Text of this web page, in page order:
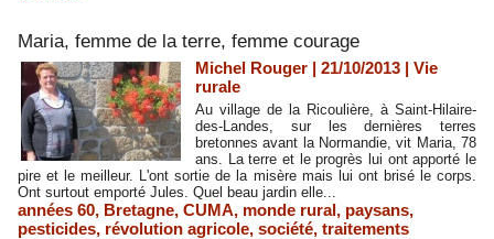
Maria, femme de la terre, femme courage
Michel Rouger | 21/10/2013 | Vie
rurale
Au village de la Ricoulière, à Saint-Hilaire-
des-Landes, sur les dernières terres
bretonnes avant la Normandie, vit Maria, 78
ans. La terre et le progrès lui ont apporté le
pire et le meilleur. L'ont sortie de la misère mais lui ont brisé le corps.
Ont surtout emporté Jules. Quel beau jardin elle...
années 60, Bretagne, CUMA, monde rural, paysans,
pesticides, révolution agricole, société, traitements